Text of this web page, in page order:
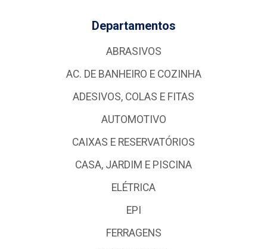
Departamentos
ABRASIVOS
AC. DE BANHEIRO E COZINHA
ADESIVOS, COLAS E FITAS
AUTOMOTIVO
CAIXAS E RESERVATÓRIOS
CASA, JARDIM E PISCINA
ELÉTRICA
EPI
FERRAGENS